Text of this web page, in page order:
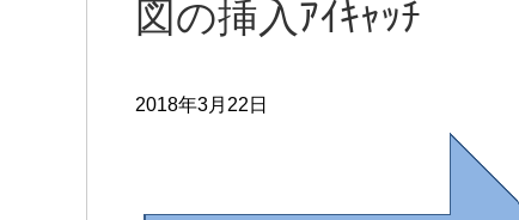
図の挿入ｱｲｷｬｯﾁ
2018年3月22日